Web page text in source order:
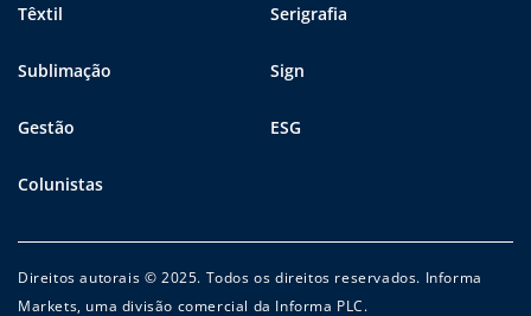
Têxtil Serigrafia
Sublimação Sign
Gestão ESG
Colunistas
Direitos autorais © 2025. Todos os direitos reservados. Informa
Markets, uma divisão comercial da Informa PLC.